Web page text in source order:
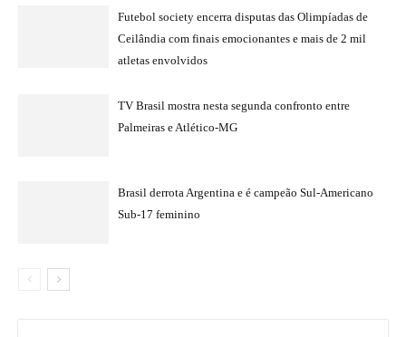
Futebol society encerra disputas das Olimpíadas de
Ceilândia com finais emocionantes e mais de 2 mil
atletas envolvidos
TV Brasil mostra nesta segunda confronto entre
Palmeiras e Atlético-MG
Brasil derrota Argentina e é campeão Sul-Americano
Sub-17 feminino